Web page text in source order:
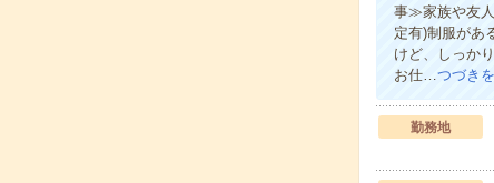
事≫家族や友
定有)制服があ
けど、しっか
お仕…つづき
勤務地